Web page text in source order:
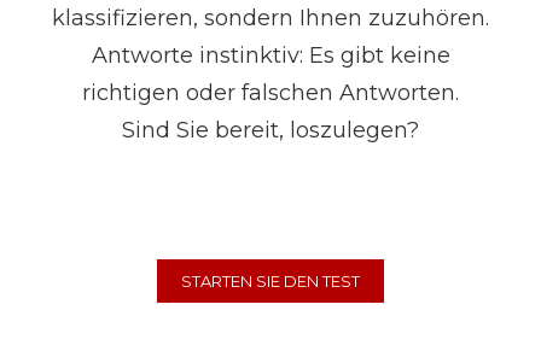
klassifizieren, sondern Ihnen zuzuhören.
Antworte instinktiv: Es gibt keine
richtigen oder falschen Antworten.
Sind Sie bereit, loszulegen?
STARTEN SIE DEN TEST
KONTAKTE
PRESSE